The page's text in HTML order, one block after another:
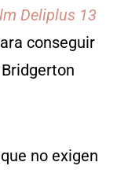
Deliplus 13
conseguir
no exigen